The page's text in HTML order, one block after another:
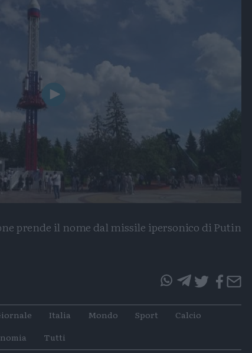
Play
prende il nome dal missile ipersonico di Putin
articoloarticolo
Italia Mondo Sport
Calcio
Tutti